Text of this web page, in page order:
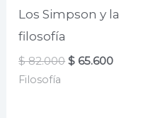
Los Simpson y la
filosofía
$82.000 El
$ 65.600El
Filosofía